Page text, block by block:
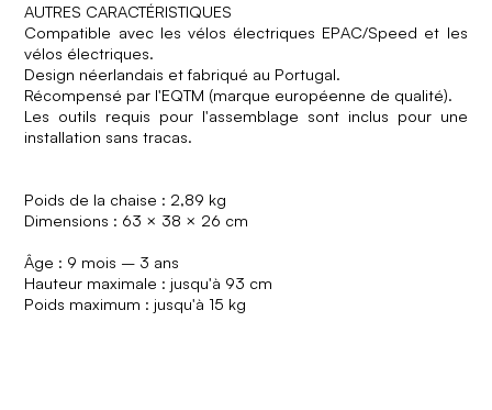
AUTRES CARACTÉRISTIQUES
Compatible avec les vélos électriques EPAC/Speed ​​​​et les
vélos électriques.
Design néerlandais et fabriqué au Portugal.
Récompensé par l'EQTM (marque européenne de qualité).
Les outils requis pour l'assemblage sont inclus pour une
installation sans tracas.
Poids de la chaise : 2,89 kg
Dimensions : 63 × 38 × 26 cm
Âge : 9 mois – 3 ans
Hauteur maximale : jusqu'à 93 cm
Poids maximum : jusqu'à 15 kg